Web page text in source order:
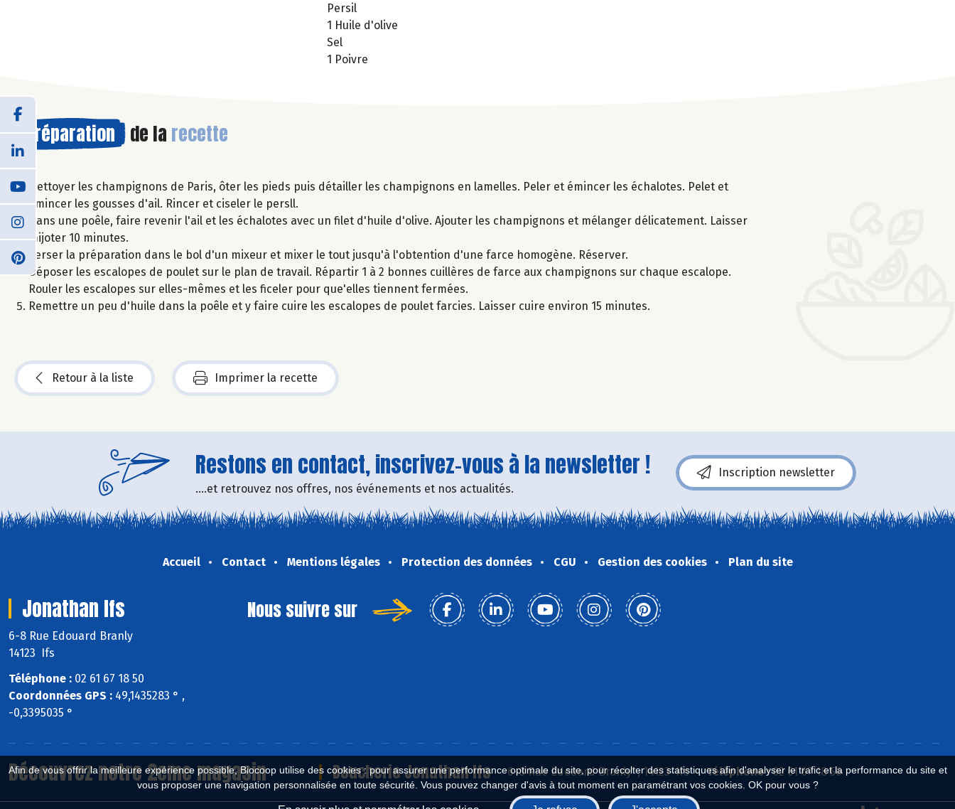
Afin de vous offrir la meilleure expérience possible, Biocoop utilise des cookies : pour assurer une performance optimale du site, pour récolter des statistiques afin d'analyser le trafic et la performance du site et
vous proposer une navigation personnalisée en toute sécurité. Vous pouvez changer d'avis à tout moment en paramétrant vos cookies. OK pour vous ?
Persil
1 Huile d'olive
Sel
1 Poivre
Préparation de la recette
Nettoyer les champignons de Paris, ôter les pieds puis détailler les champignons en lamelles. Peler et émincer les échalotes. Pelet et
émincer les gousses d'ail. Rincer et ciseler le persll.
Dans une poêle, faire revenir l'ail et les échalotes avec un filet d'huile d'olive. Ajouter les champignons et mélanger délicatement. Laisser
mijoter 10 minutes.
Verser la préparation dans le bol d'un mixeur et mixer le tout jusqu'à l'obtention d'une farce homogène. Réserver.
Déposer les escalopes de poulet sur le plan de travail. Répartir 1 à 2 bonnes cuillères de farce aux champignons sur chaque escalope.
Rouler les escalopes sur elles-mêmes et les ficeler pour que'elles tiennent fermées.
Remettre un peu d'huile dans la poêle et y faire cuire les escalopes de poulet farcies. Laisser cuire environ 15 minutes.
Retour à la liste Imprimer la recette
Restons en contact, inscrivez-vous à la newsletter !
....et retrouvez nos offres, nos événements et nos actualités.
Inscription newsletter
Accueil Contact Mentions légales Protection des données CGU Gestion des cookies Plan du site
Jonathan Ifs
6-8 Rue Edouard Branly
14123 Ifs
Téléphone : 02 61 67 18 50
Coordonnées GPS : 49,1435283 ° ,
-0,3395035 °
Nous suivre sur
Découvrez notre 2eme magasin Boucherie Jonathan Ifs 6-8 Rue Edouard Branly , 14123 Ifs Téléphone :02 61 67 18 56